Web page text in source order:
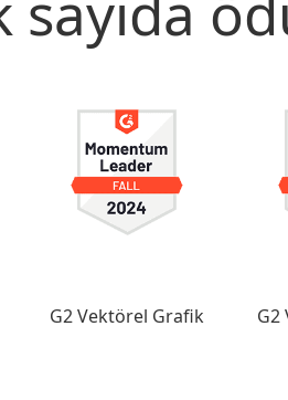
G2 Vektörel Grafik G2